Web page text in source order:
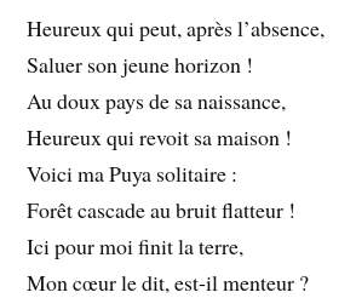
Heureux qui peut, après l’absence,
Saluer son jeune horizon !
Au doux pays de sa naissance,
Heureux qui revoit sa maison !
Voici ma Puya solitaire :
Forêt cascade au bruit flatteur !
Ici pour moi finit la terre,
Mon cœur le dit, est-il menteur ?